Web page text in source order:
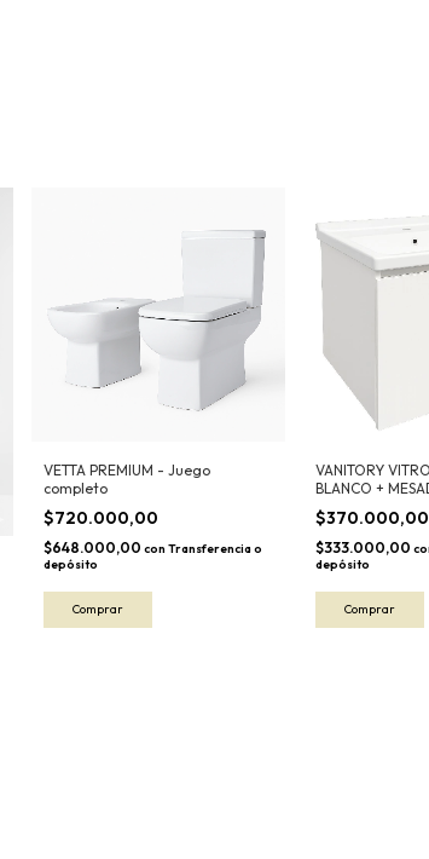
VETTA PREMIUM - Juego
completo
$720.000,00
$648.000,00 con Transferencia o
depósito
VANITORY
BLANCO +
$370.000,00
$333.000,00
depósito